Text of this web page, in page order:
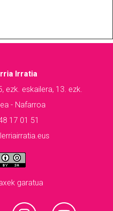
Irratia
ezk. eskailera, 13. ezk.
- Nafarroa
17 01 51
garatua